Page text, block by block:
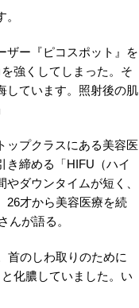
ザー『ピコスポット』を
強くしてしまった。そ
しています。照射後の肌
ップクラスにある美容医
き締める「HIFU（ハイ
ダウンタイムが短く、
26才から美容医療を続
んが語る。
首のしわ取りのために
化膿していました。い